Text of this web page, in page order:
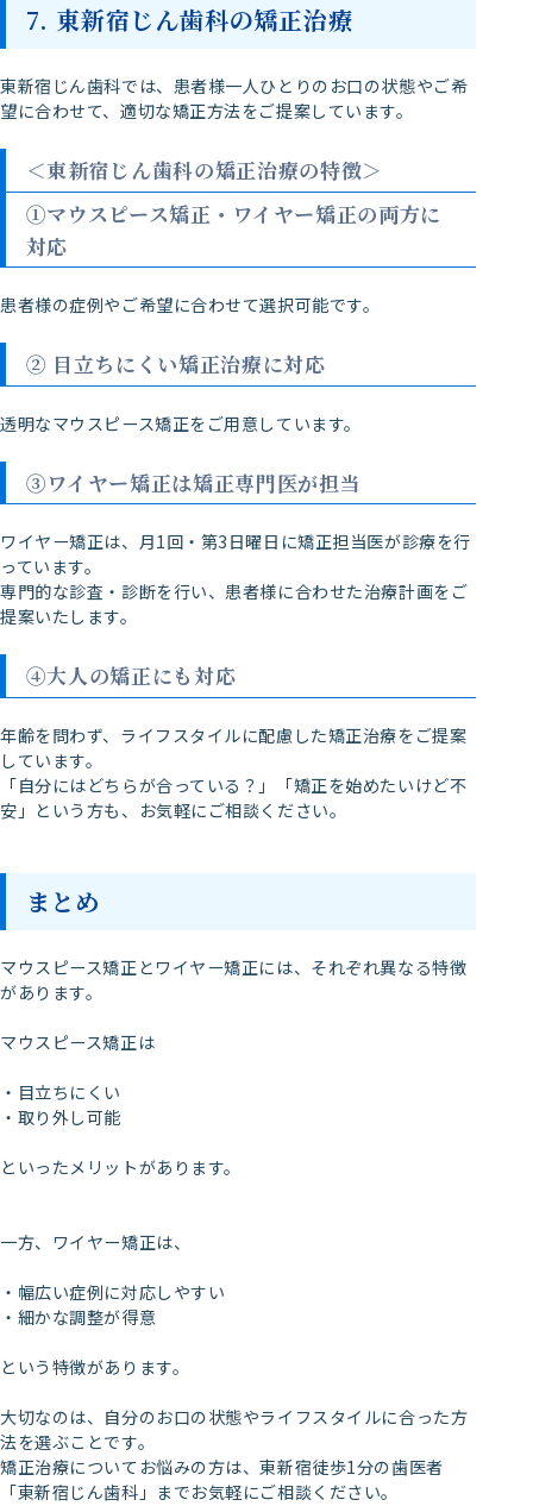
7. 東新宿じん歯科の矯正治療
東新宿じん歯科では、患者様一人ひとりのお口の状態やご希
望に合わせて、適切な矯正方法をご提案しています。
＜東新宿じん歯科の矯正治療の特徴＞
①マウスピース矯正・ワイヤー矯正の両方に
対応
患者様の症例やご希望に合わせて選択可能です。
② 目立ちにくい矯正治療に対応
透明なマウスピース矯正をご用意しています。
③ワイヤー矯正は矯正専門医が担当
ワイヤー矯正は、月1回・第3日曜日に矯正担当医が診療を行
っています。
専門的な診査・診断を行い、患者様に合わせた治療計画をご
提案いたします。
④大人の矯正にも対応
年齢を問わず、ライフスタイルに配慮した矯正治療をご提案
しています。
「自分にはどちらが合っている？」「矯正を始めたいけど不
安」という方も、お気軽にご相談ください。
まとめ
マウスピース矯正とワイヤー矯正には、それぞれ異なる特徴
があります。
マウスピース矯正は
・目立ちにくい
・取り外し可能
といったメリットがあります。
一方、ワイヤー矯正は、
・幅広い症例に対応しやすい
・細かな調整が得意
という特徴があります。
大切なのは、自分のお口の状態やライフスタイルに合った方
法を選ぶことです。
矯正治療についてお悩みの方は、東新宿徒歩1分の歯医者
「東新宿じん歯科」までお気軽にご相談ください。